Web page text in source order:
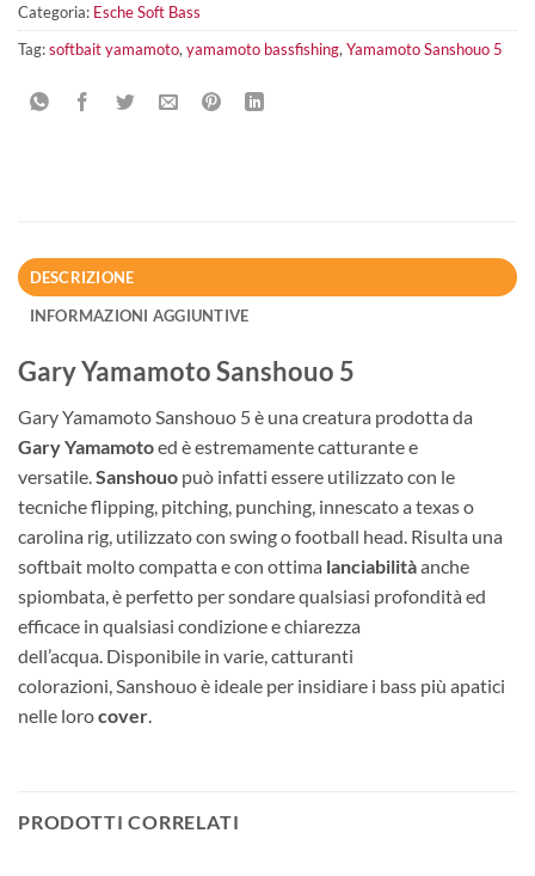
Categoria: Esche Soft Bass
Tag:softbait yamamoto, yamamoto bassfishing, Yamamoto Sanshouo 5
DESCRIZIONE
INFORMAZIONI AGGIUNTIVE
Gary Yamamoto Sanshouo 5
Gary Yamamoto Sanshouo 5 è una creatura prodotta da
GaryYamamotoed è estremamente catturante e
versatile. Sanshouo può infatti essere utilizzato con le
tecniche flipping, pitching, punching, innescato a texas o
carolina rig, utilizzato con swing o football head. Risulta una
softbait molto compatta e con ottima lanciabilitàanche
spiombata, è perfetto per sondare qualsiasi profondità ed
efficace in qualsiasi condizione e chiarezza
dell’acqua. Disponibile in varie, catturanti
colorazioni, Sanshouo è ideale per insidiare i bass più apatici
nelle lorocover
PRODOTTI CORRELATI